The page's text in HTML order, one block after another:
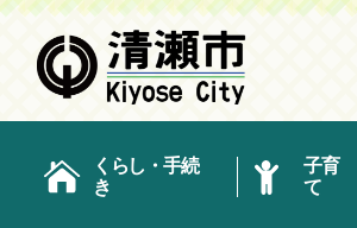
くらし・手続
き
子育
て